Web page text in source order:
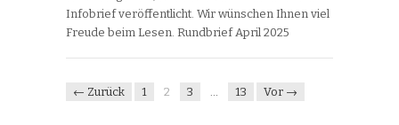
Infobrief veröffentlicht. Wir wünschen Ihnen viel
Freude beim Lesen. Rundbrief April 2025
← Zurück 1 2 3 13 Vor →